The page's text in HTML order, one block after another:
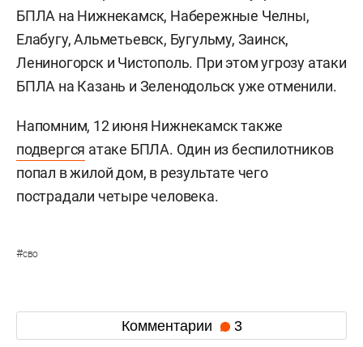
БПЛА на Нижнекамск, Набережные Челны,
Елабугу, Альметьевск, Бугульму, Заинск,
Лениногорск и Чистополь. При этом угрозу атаки
БПЛА на Казань и Зеленодольск уже отменили.
Напомним, 12 июня Нижнекамск также
подвергся атаке БПЛА. Один из беспилотников
попал в жилой дом, в результате чего
пострадали четыре человека.
#сво
Комментарии 3